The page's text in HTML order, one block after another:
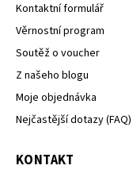
Kontaktní formulář
Věrnostní program
Soutěž o voucher
Z našeho blogu
Moje objednávka
Nejčastější dotazy (FAQ)
KONTAKT